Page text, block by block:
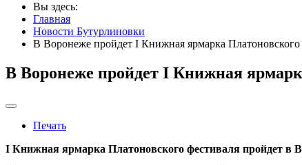
Вы здесь:
Главная
Новости Бутурлиновки
В Воронеже пройдет I Книжная ярмарка Платоновского
В Воронеже пройдет I Книжная
Печать
I Книжная ярмарка Платоновского фестиваля пройдет в